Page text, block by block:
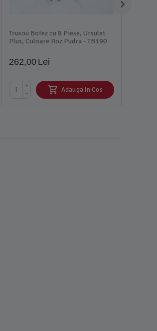
Trusou Botez cu 8 Piese, Ursulet
Plus, Culoare Roz Pudra - TB190
262,00 Lei
+
−
Adauga in Cos